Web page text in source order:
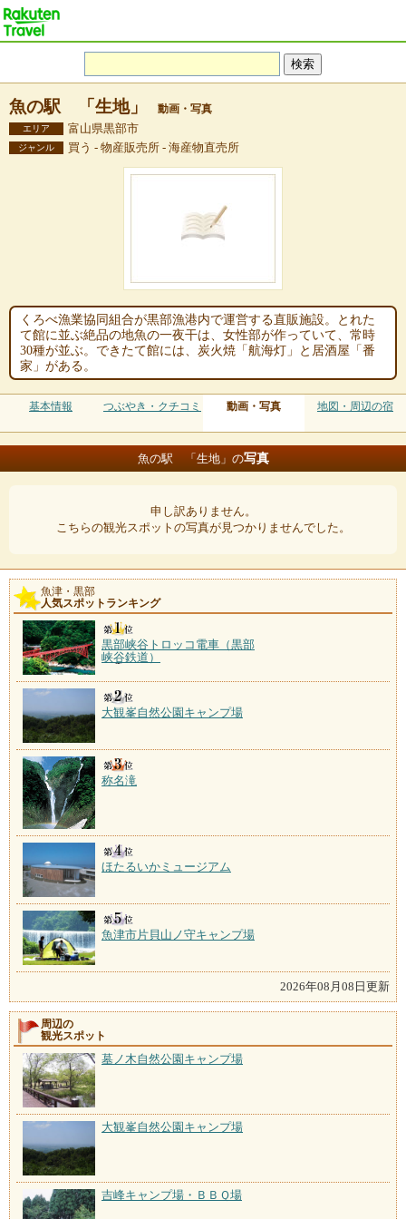
魚の駅 「生地」 動画・写真
エリア 富山県黒部市
ジャンル 買う - 物産販売所 - 海産物直売所
くろべ漁業協同組合が黒部漁港内で運営する直販施設。とれた
て館に並ぶ絶品の地魚の一夜干は、女性部が作っていて、常時
30種が並ぶ。できたて館には、炭火焼「航海灯」と居酒屋「番
家」がある。
基本情報 つぶやき・クチコミ 動画・写真 地図・周辺の宿
魚の駅 「生地」の写真
申し訳ありません。
こちらの観光スポットの写真が見つかりませんでした。
魚津・黒部
人気スポットランキング
黒部峡谷トロッコ電車（黒部
峡谷鉄道）
大観峯自然公園キャンプ場
称名滝
ほたるいかミュージアム
魚津市片貝山ノ守キャンプ場
2026年08月08日更新
周辺の
観光スポット
墓ノ木自然公園キャンプ場
大観峯自然公園キャンプ場
吉峰キャンプ場・ＢＢＱ場